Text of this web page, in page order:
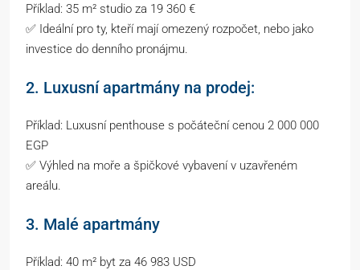
Příklad: 35 m² studio za 19 360 €
✅ Ideální pro ty, kteří mají omezený rozpočet, nebo jako
investice do denního pronájmu.
2. Luxusní apartmány na prodej:
Příklad: Luxusní penthouse s počáteční cenou 2 000 000
EGP
✅ Výhled na moře a špičkové vybavení v uzavřeném
areálu.
3. Malé apartmány
Příklad: 40 m² byt za 46 983 USD